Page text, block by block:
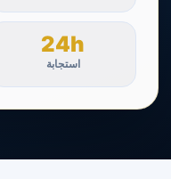
24h
استجابة